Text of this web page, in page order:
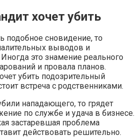
хочет убить
подобное сновидение, то
выводов и
это знамение реального
и провала планов.
убить подозрительный
встреча с родственниками.
нападающего, то грядет
по службе и удача в бизнесе.
застаревшая проблема
действовать решительно.